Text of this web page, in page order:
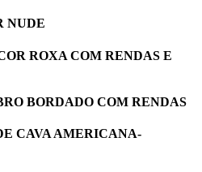
NUDE
ROXA COM RENDAS E
BORDADO COM RENDAS
CAVA AMERICANA-